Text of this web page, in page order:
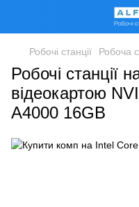
Робочі станції Робоча
Робочі станції
відеокартою
A4000 16GB